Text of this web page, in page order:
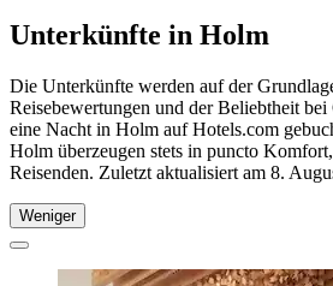
Unterkünfte in Holm
Die Unterkünfte werden auf der
Reisebewertungen und der Beliebtheit bei
eine Nacht in Holm auf Hotels.com
Holm überzeugen stets in puncto
Reisenden. Zuletzt aktualisiert am 8.
Weniger